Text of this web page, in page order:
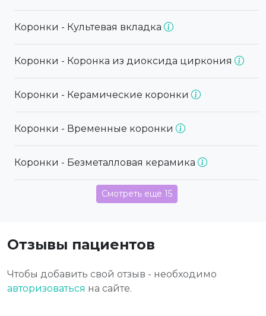
Коронки - Культевая вкладка
Коронки - Коронка из диоксида циркония
Коронки - Керамические коронки
Коронки - Временные коронки
Коронки - Безметалловая керамика
Смотреть еще 15
Отзывы пациентов
Чтобы добавить свой отзыв - необходимо
авторизоваться на сайте.